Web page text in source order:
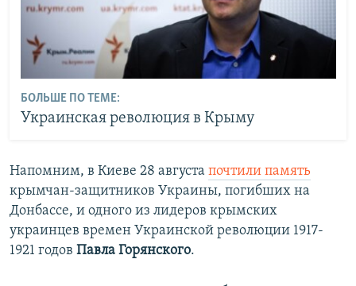
БОЛЬШЕ ПО ТЕМЕ:
Украинская революция в Крыму
Напомним, в Киеве 28 августа почтили память
крымчан-защитников Украины, погибших на
Донбассе, и одного из лидеров крымских
украинцев времен Украинской революции 1917-
1921 годов Павла Горянского.